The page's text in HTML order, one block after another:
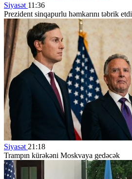
Siyasət 11:36
Prezident sinqapurlu həmkarını təbrik etdi
Siyasət 21:18
Trampın kürəkəni Moskvaya gedəcək